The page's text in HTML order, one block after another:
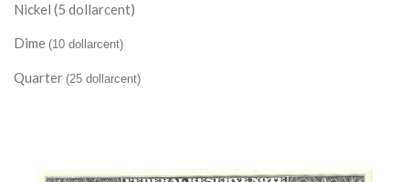
Nickel (5 dollarcent)
Dime (10 dollarcent)
Quarter (25 dollarcent)